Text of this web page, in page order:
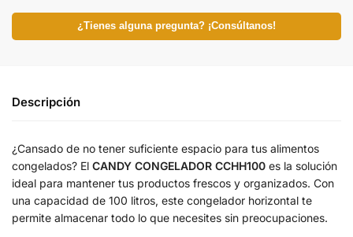
¿Tienes alguna pregunta? ¡Consúltanos!
Descripción
¿Cansado de no tener suficiente espacio para tus alimentos
congelados? El CANDY CONGELADOR CCHH100 es la solución
ideal para mantener tus productos frescos y organizados. Con
una capacidad de 100 litros, este congelador horizontal te
permite almacenar todo lo que necesites sin preocupaciones.